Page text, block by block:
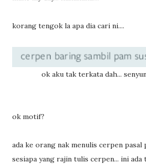
korang tengok la apa dia cari ni....
ok aku tak terkata dah...
ok motif?
ada ke orang nak menulis cerpen pasal
sesiapa yang rajin tulis cerpen... ini